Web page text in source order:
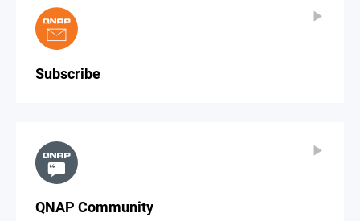
Subscribe
▶
QNAP Community
▶